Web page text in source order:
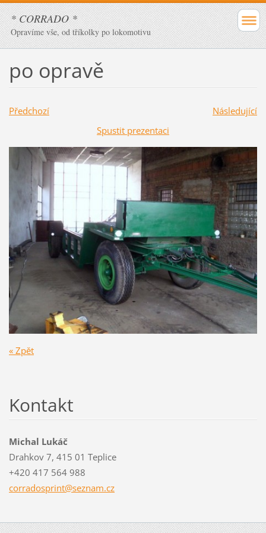
* CORRADO *
Opravíme vše, od tříkolky po lokomotivu
po opravě
Předchozí
Následující
Spustit prezentaci
« Zpět
Kontakt
Michal Lukáč
Drahkov 7, 415 01 Teplice
+420 417 564 988
corradosprint@seznam.cz